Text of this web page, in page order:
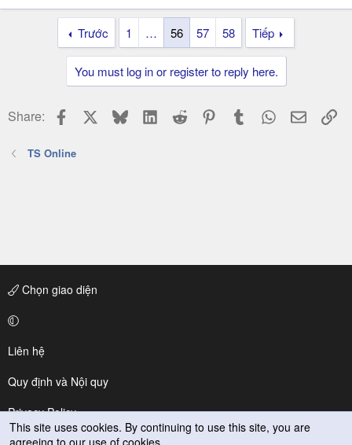
Trước 1 … 56 57 58 Tiếp
You must log in or register to reply here.
Share: Facebook BlueskyLinkedIn
Reddit PinterestTumblr WhatsApp
Email
TS Online
Chọn giao diện
Liên hệ
Quy định và Nội quy
Privacy Policy
This site uses cookies. By continuing to use this site, you are
agreeing to our use of cookies.